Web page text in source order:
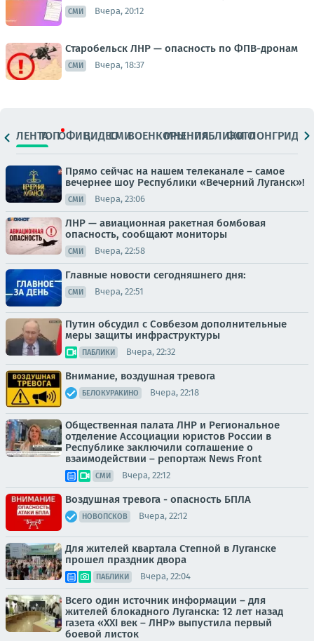
СМИ Вчера, 20:12
Старобельск ЛНР — опасность по ФПВ-дронам
СМИ Вчера, 18:37
ЛЕНТАТОПОФИЦ.ВИДЕОСМИВОЕНКОРЫМНЕНИЯПАБЛИКИ
ФОТОЛОНГРИДЫ
Прямо сейчас на нашем телеканале – самое
вечернее шоу Республики «Вечерний Луганск»!
СМИ Вчера, 23:06
ЛНР — авиационная ракетная бомбовая
опасность, сообщают мониторы
СМИ Вчера, 22:58
Главные новости сегодняшнего дня:
СМИ Вчера, 22:51
Путин обсудил с Совбезом дополнительные
меры защиты инфраструктуры
ПАБЛИКИ Вчера, 22:32
Внимание, воздушная тревога
БЕЛОКУРАКИНО Вчера, 22:18
Общественная палата ЛНР и Региональное
отделение Ассоциации юристов России в
Республике заключили соглашение о
взаимодействии – репортаж News Front
СМИ Вчера, 22:12
Воздушная тревога - опасность БПЛА
НОВОПСКОВ Вчера, 22:12
Для жителей квартала Степной в Луганске
прошел праздник двора
ПАБЛИКИ Вчера, 22:04
Всего один источник информации – для
жителей блокадного Луганска: 12 лет назад
газета «XXI век – ЛНР» выпустила первый
боевой листок